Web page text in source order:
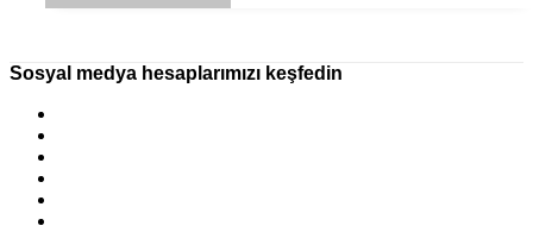
Sosyal medya hesaplarımızı keşfedin